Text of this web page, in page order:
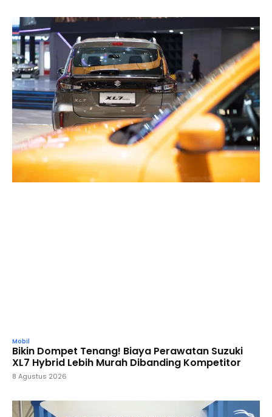
Mobil
Bikin Dompet Tenang! Biaya Perawatan Suzuki
XL7 Hybrid Lebih Murah Dibanding Kompetitor
8 Agustus 2026